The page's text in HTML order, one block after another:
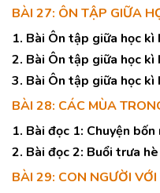
BÀI 27: ÔN TẬP GIỮA
1. Bài Ôn tập giữa học kì
2. Bài Ôn tập giữa học kì
3. Bài Ôn tập giữa học kì
BÀI 28: CÁC MÙA
1. Bài đọc 1: Chuyện bốn
2. Bài đọc 2: Buổi trưa hè
BÀI 29: CON NGƯỜI VỚI